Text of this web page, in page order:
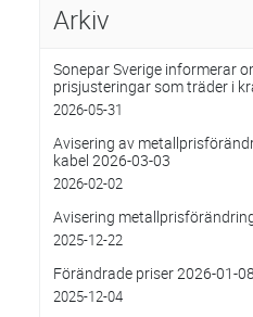
Arkiv
Sonepar Sverige informerar
prisjusteringar som träder i
2026-05-31
Avisering av
kabel 2026-03-03
2026-02-02
Avisering
2025-12-22
Förändrade priser 2026-01-08
2025-12-04